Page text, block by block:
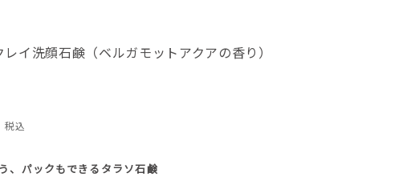
イ洗顔石鹸（ベルガモットアクアの香り）
税込
、パックもできるタラソ石鹸